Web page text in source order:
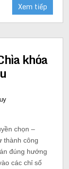
Xem tiếp
khóa
chọn –
thành công
đúng hướng
các chỉ số